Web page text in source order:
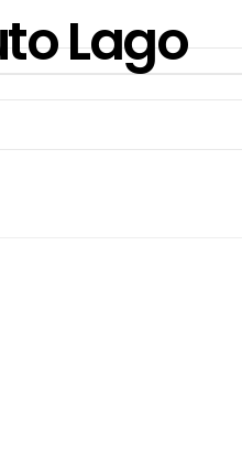
Lago